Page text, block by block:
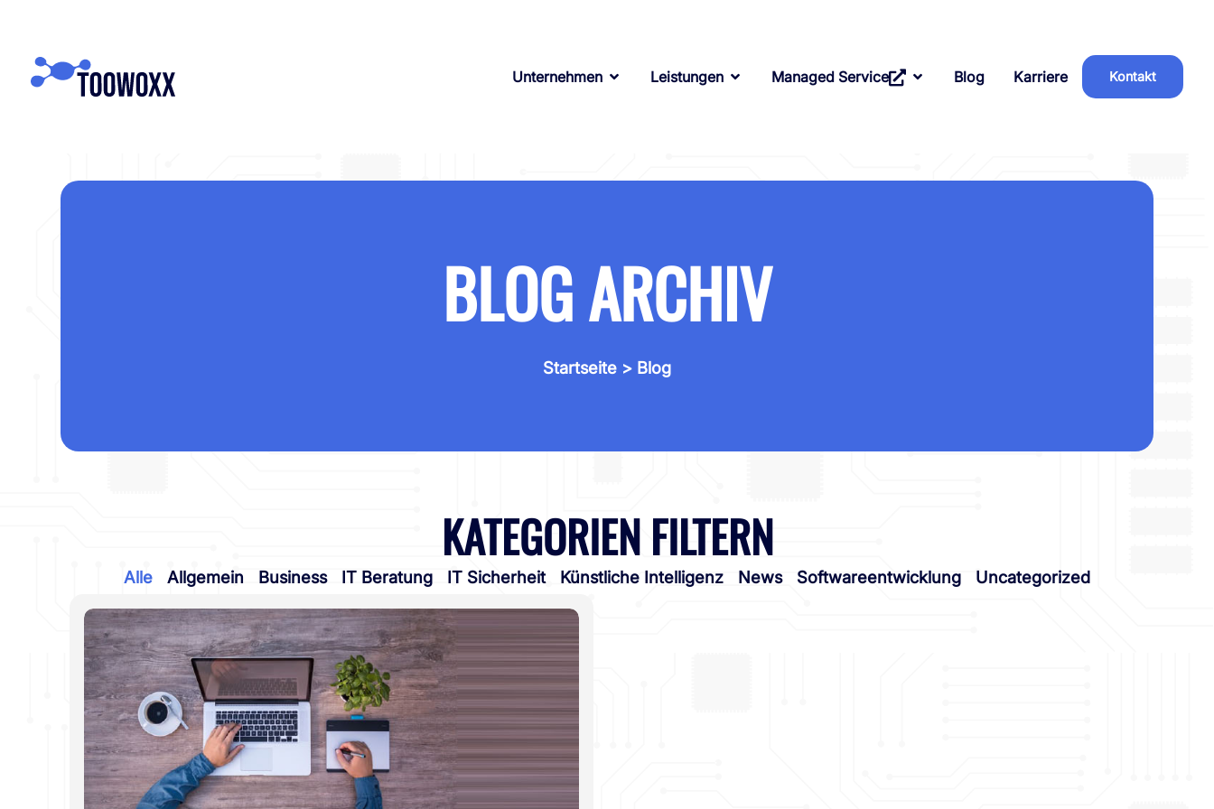
Unternehmen Leistungen Managed Service Blog Karriere Kontakt
BLOG ARCHIV
Startseite > Blog
KATEGORIEN FILTERN
Allgemein Business IT Beratung IT Sicherheit Künstliche Intelligenz News Softwareentwicklung Uncategorized
Alle